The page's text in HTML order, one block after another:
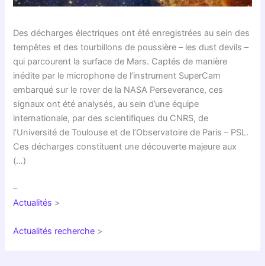
Des décharges électriques ont été enregistrées au sein des
tempêtes et des tourbillons de poussière – les dust devils –
qui parcourent la surface de Mars. Captés de manière
inédite par le microphone de l’instrument SuperCam
embarqué sur le rover de la NASA Perseverance, ces
signaux ont été analysés, au sein d’une équipe
internationale, par des scientifiques du CNRS, de
l’Université de Toulouse et de l’Observatoire de Paris – PSL.
Ces décharges constituent une découverte majeure aux
(…)
–
Actualités >
Actualités recherche >